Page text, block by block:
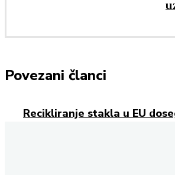
Povezani članci
Recikliranje stakla u EU